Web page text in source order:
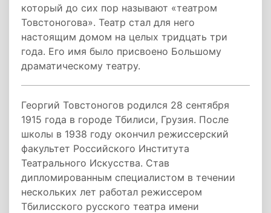
который до сих пор называют «театром
Товстоногова». Театр стал для него
настоящим домом на целых тридцать три
года. Его имя было присвоено Большому
драматическому театру.
Георгий Товстоногов родился 28 сентября
1915 года в городе Тбилиси, Грузия. После
школы в 1938 году окончил режиссерский
факультет Российского Института
Театрального Искусства. Став
дипломированным специалистом в течении
нескольких лет работал режиссером
Тбилисского русского театра имени